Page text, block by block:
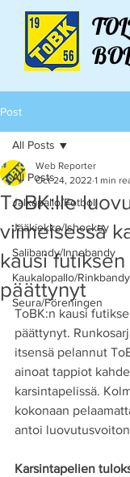
Post
All Posts
Jalkapallo/Fotboll
Jääkiekko/Ishockey
Salibandy/Innebandy
Kaukalopallo/Rinkbandy
Seura/Föreningen
All Posts
ToBK:lle
viimeisessä
kausi
päättynyt
Web Reporter
Oct 24, 2022 1 min
ToBK:n kausi
päättynyt.
itsensä pelannut
ainoat tappiot
karsintapelissä.
kokonaan
antoi
Karsintapelien